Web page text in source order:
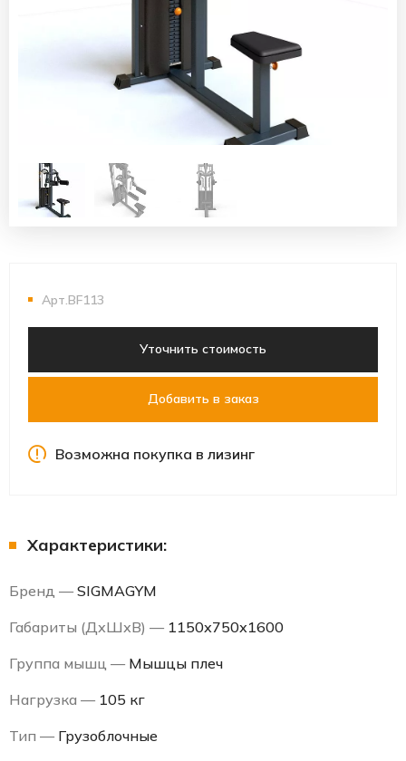
Арт.BF113
Уточнить стоимость
Добавить в заказ
Возможна покупка в лизинг
Характеристики:
Бренд — SIGMAGYM
Габариты (ДхШхВ) — 1150х750х1600
Группа мышц — Мышцы плеч
Нагрузка — 105 кг
Тип — Грузоблочные